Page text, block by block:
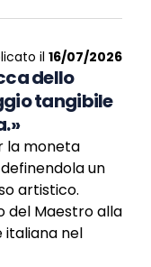
il 16/07/2026
dello
tangibile
la moneta
un
artistico.
del Maestro alla
italiana nel